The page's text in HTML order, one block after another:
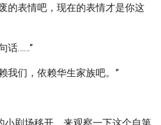
的表情吧，现在的表情才是你这
话……”
我们，依赖华生家族吧。”